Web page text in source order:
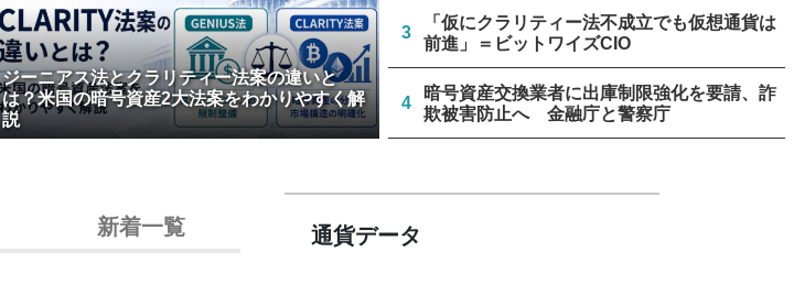
ジーニアス法とクラリティー法案の違いと
は？米国の暗号資産2大法案をわかりやすく解
説
3
「仮にクラリティー法不成立でも仮想通貨は
前進」＝ビットワイズCIO
4
暗号資産交換業者に出庫制限強化を要請、詐
欺被害防止へ 金融庁と警察庁
新着一覧 通貨データ